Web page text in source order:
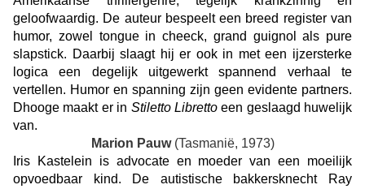
geloofwaardig. De auteur bespeelt een breed register van
humor, zowel tongue in cheeck, grand guignol als pure
slapstick. Daarbij slaagt hij er ook in met een ijzersterke
logica een degelijk uitgewerkt spannend verhaal te
vertellen. Humor en spanning zijn geen evidente partners.
Dhooge maakt er in Stiletto Libretto een geslaagd huwelijk
van.
Marion Pauw (Tasmanië, 1973)
Iris Kastelein is advocate en moeder van een moeilijk
opvoedbaar kind. De autistische bakkersknecht Ray